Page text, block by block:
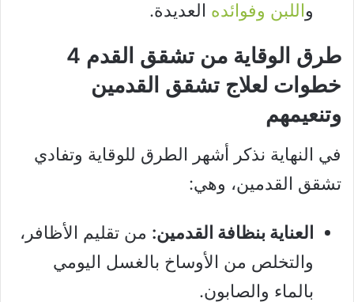
واللبن وفوائده العديدة.
طرق الوقاية من تشقق القدم 4
خطوات لعلاج تشقق القدمين
وتنعيمهم
في النهاية نذكر أشهر الطرق للوقاية وتفادي
تشقق القدمين، وهي:
العناية بنظافة القدمين: من تقليم الأظافر،
والتخلص من الأوساخ بالغسل اليومي
بالماء والصابون.